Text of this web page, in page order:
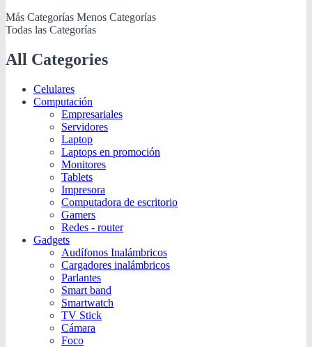
Más Categorías Menos Categorías
Todas las Categorías
All Categories
Celulares
Computación
Empresariales
Servidores
Laptop
Laptops en promoción
Monitores
Tablets
Impresora
Computadora de escritorio
Gamers
Redes - router
Gadgets
Audífonos Inalámbricos
Cargadores inalámbricos
Parlantes
Smart band
Smartwatch
TV Stick
Cámara
Foco